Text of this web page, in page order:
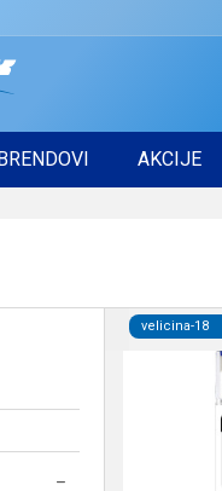
AKCIJE
velicina-18